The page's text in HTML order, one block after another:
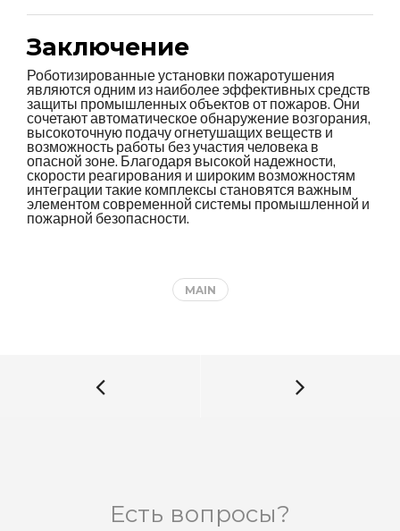
Заключение
Роботизированные установки пожаротушения
являются одним из наиболее эффективных средств
защиты промышленных объектов от пожаров. Они
сочетают автоматическое обнаружение возгорания,
высокоточную подачу огнетушащих веществ и
возможность работы без участия человека в
опасной зоне. Благодаря высокой надежности,
скорости реагирования и широким возможностям
интеграции такие комплексы становятся важным
элементом современной системы промышленной и
пожарной безопасности.
MAIN
Есть вопросы?